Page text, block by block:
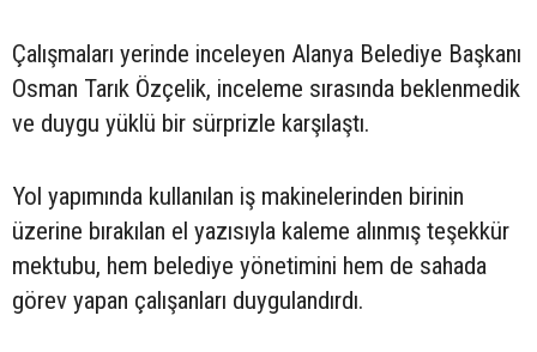
Çalışmaları yerinde inceleyen Alanya Belediye Başkanı
Osman Tarık Özçelik, inceleme sırasında beklenmedik
ve duygu yüklü bir sürprizle karşılaştı.
Yol yapımında kullanılan iş makinelerinden birinin
üzerine bırakılan el yazısıyla kaleme alınmış teşekkür
mektubu, hem belediye yönetimini hem de sahada
görev yapan çalışanları duygulandırdı.